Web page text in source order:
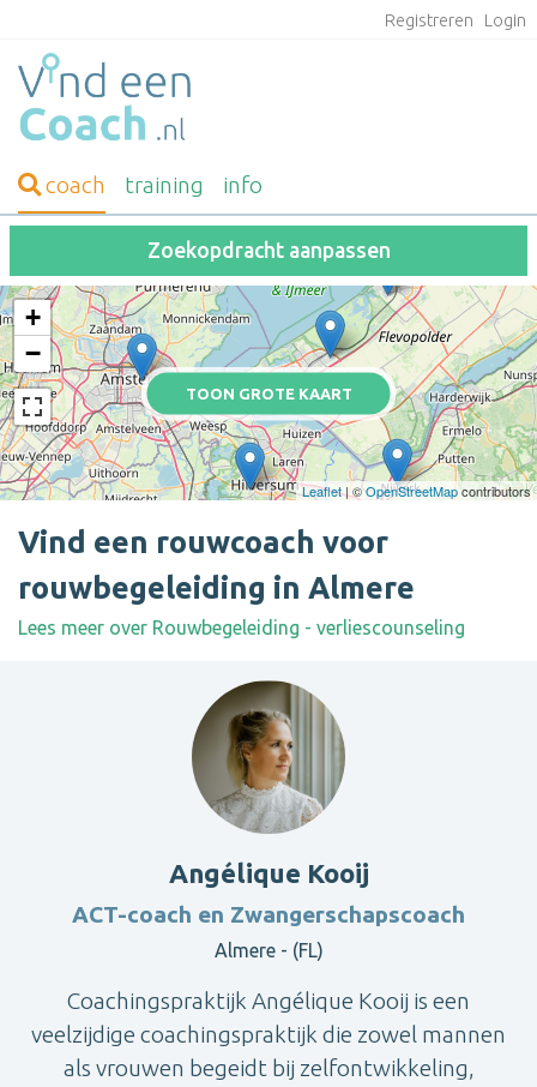
Registreren Login
coach training info
Zoekopdracht aanpassen
TOON GROTE KAART
+
−
Leaflet| ©OpenStreetMapcontributors
Vind een rouwcoach voor
rouwbegeleiding in Almere
Lees meer over Rouwbegeleiding - verliescounseling
Angélique Kooij
ACT-coach en Zwangerschapscoach
Almere - (FL)
Coachingspraktijk Angélique Kooij is een
veelzijdige coachingspraktijk die zowel mannen
als vrouwen begeidt bij zelfontwikkeling,